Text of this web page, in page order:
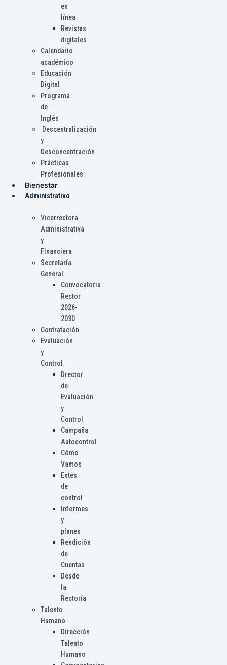
en
línea
Revistas
digitales
Calendario
académico
Educación
Digital
Programa
de
Inglés
Descentralización
y
Desconcentración
Prácticas
Profesionales
Bienestar
Administrativo
Vicerrectora
Administrativa
y
Financiera
Secretaría
General
Convocatoria
Rector
2026-
2030
Contratación
Evaluación
y
Control
Drector
de
Evaluación
y
Control
Campaña
Autocontrol
Cómo
Vamos
Entes
de
control
Informes
y
planes
Rendición
de
Cuentas
Desde
la
Rectoría
Talento
Humano
Dirección
Talento
Humano